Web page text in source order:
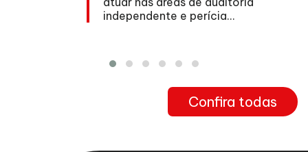
independente e perícia...
Confira todas